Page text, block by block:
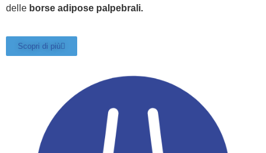
delle borse adipose palpebrali.
Scopri di più